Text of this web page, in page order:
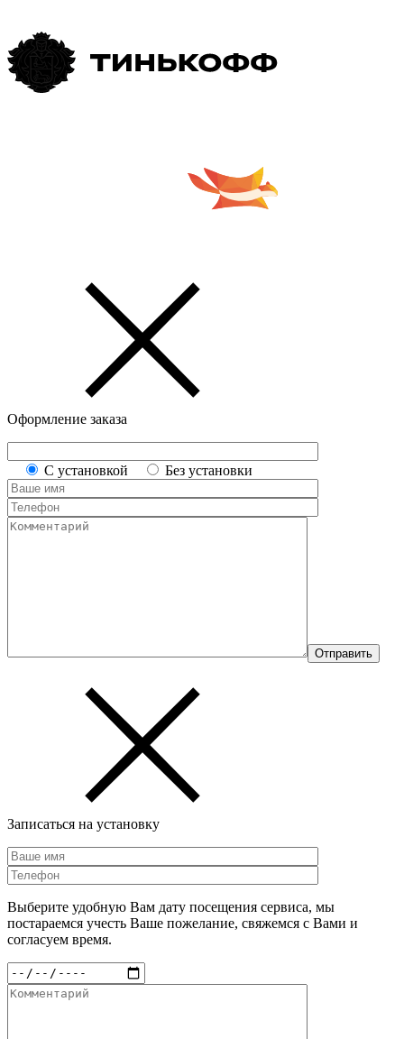
Оформление заказа
С установкой Без установки
Записаться на установку
Выберите удобную Вам дату посещения сервиса, мы
постараемся учесть Ваше пожелание, свяжемся с Вами и
согласуем время.